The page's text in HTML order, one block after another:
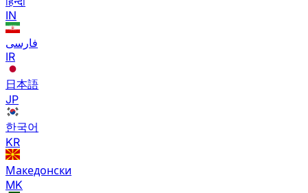
IN
فارسی
IR
日本語
JP
한국어
KR
Македонски
MK